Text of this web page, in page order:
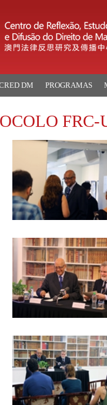
PROGRAMAS
DM
FRC-